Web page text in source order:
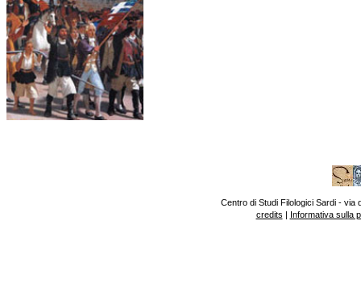
Centro di Studi Filologici Sardi - via
credits | Informativa sulla